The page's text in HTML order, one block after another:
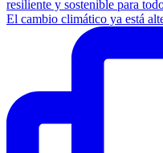
El cambio climático ya está